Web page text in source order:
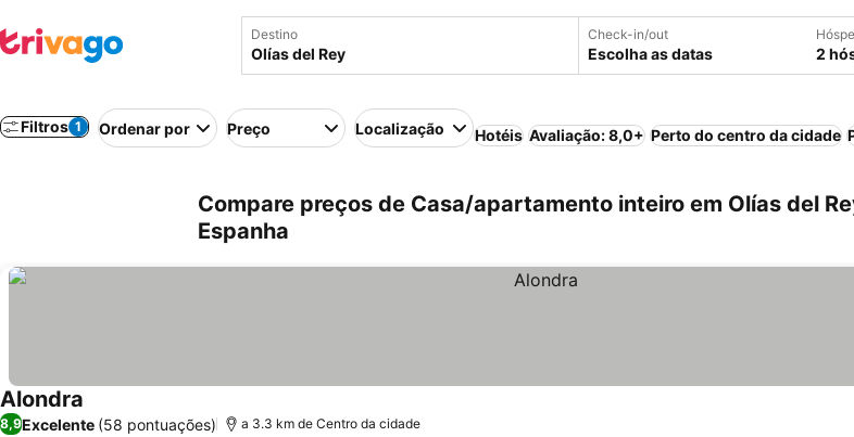
Destino Check-in/out
Escolha as datas 2
Filtros 1 Ordenar por Preço Localização Hotéis Avaliação: 8,0+ Perto do centro da cidade
Compare preços de Casa/apartamento inteiro em Olías del
Espanha
Alondra
8,9Excelente (58 pontuações) a 3.3 km de Centro da cidade